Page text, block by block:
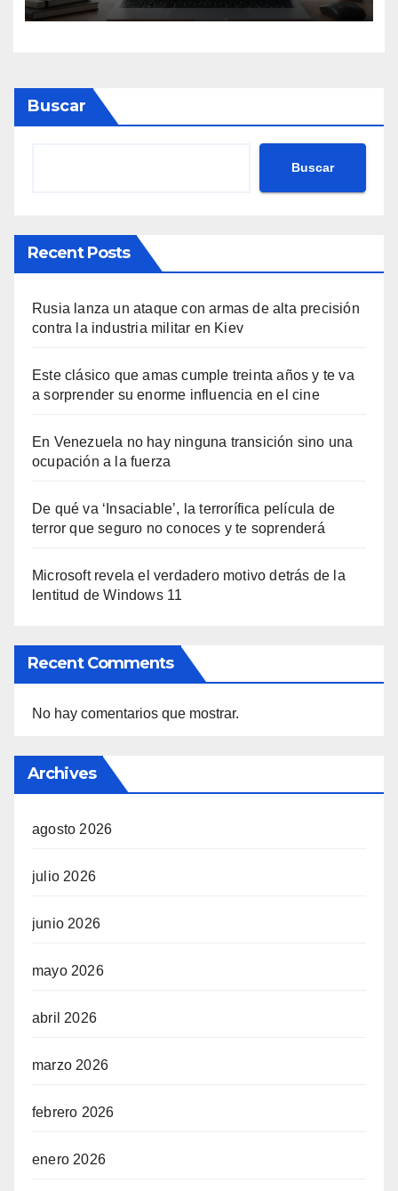
Buscar
Buscar
Recent Posts
Rusia lanza un ataque con armas de alta precisión
contra la industria militar en Kiev
Este clásico que amas cumple treinta años y te va
a sorprender su enorme influencia en el cine
En Venezuela no hay ninguna transición sino una
ocupación a la fuerza
De qué va ‘Insaciable’, la terrorífica película de
terror que seguro no conoces y te soprenderá
Microsoft revela el verdadero motivo detrás de la
lentitud de Windows 11
Recent Comments
No hay comentarios que mostrar.
Archives
agosto 2026
julio 2026
junio 2026
mayo 2026
abril 2026
marzo 2026
febrero 2026
enero 2026